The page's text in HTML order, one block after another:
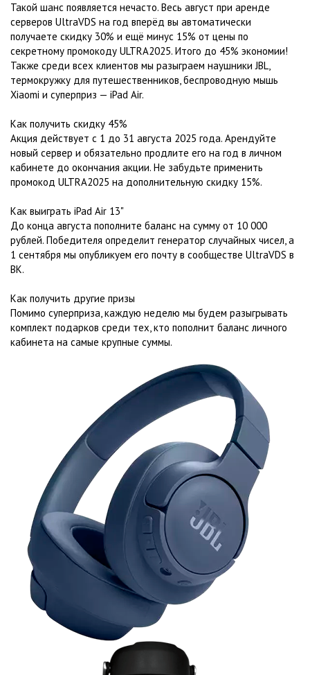
Такой шанс появляется нечасто. Весь август при аренде
серверов UltraVDS на год вперёд вы автоматически
получаете скидку 30% и ещё минус 15% от цены по
секретному промокоду ULTRA2025. Итого до 45% экономии!
Также среди всех клиентов мы разыграем наушники JBL,
термокружку для путешественников, беспроводную мышь
Xiaomi и суперприз — iPad Air.
Как получить скидку 45%
Акция действует с 1 до 31 августа 2025 года. Арендуйте
новый сервер и обязательно продлите его на год в личном
кабинете до окончания акции. Не забудьте применить
промокод ULTRA2025 на дополнительную скидку 15%.
Как выиграть iPad Air 13"
До конца августа пополните баланс на сумму от 10 000
рублей. Победителя определит генератор случайных чисел, а
1 сентября мы опубликуем его почту в сообществе UltraVDS в
ВК.
Как получить другие призы
Помимо суперприза, каждую неделю мы будем разыгрывать
комплект подарков среди тех, кто пополнит баланс личного
кабинета на самые крупные суммы.